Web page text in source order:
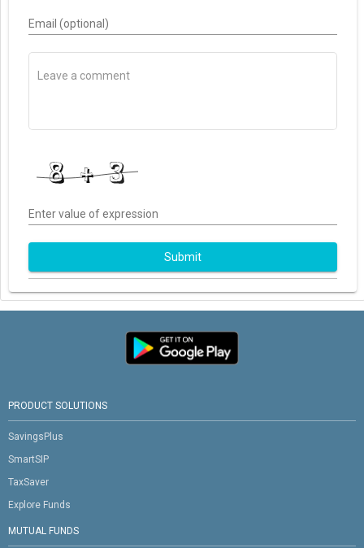
Email (optional)
Enter value of expression
Submit
PRODUCT SOLUTIONS
SavingsPlus
SmartSIP
TaxSaver
Explore Funds
MUTUAL FUNDS